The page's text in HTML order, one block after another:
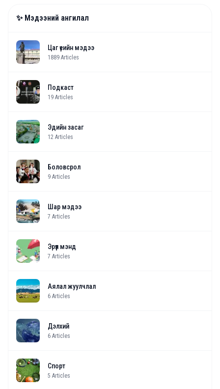
✨ Мэдээний ангилал
Цаг үеийн мэдээ
1889 Articles
Подкаст
19 Articles
Эдийн засаг
12 Articles
Боловсрол
9 Articles
Шар мэдээ
7 Articles
Эрүүл мэнд
7 Articles
Аялал жуулчлал
6 Articles
Дэлхий
6 Articles
Спорт
5 Articles